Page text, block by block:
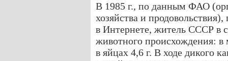
В 1985 г., по данным ФАО
хозяйства и
в Интернете, житель СССР в
животного происхождения: в
в яйцах 4,6 г. В ходе дикого